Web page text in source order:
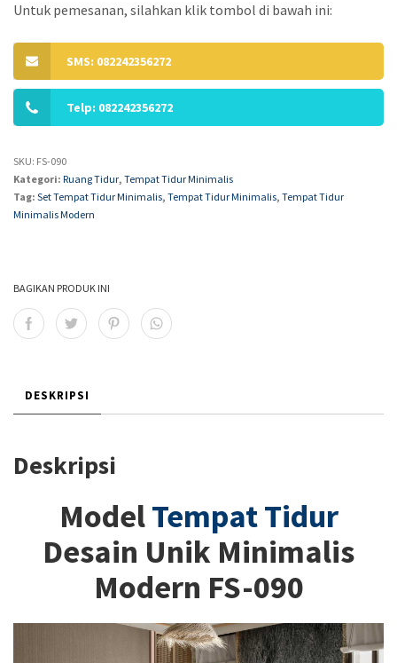
Untuk pemesanan, silahkan klik tombol di bawah ini:
SMS: 082242356272
Telp: 082242356272
SKU: FS-090
Kategori: Ruang Tidur, Tempat Tidur Minimalis
Tag: Set Tempat Tidur Minimalis, Tempat Tidur Minimalis, Tempat Tidur
Minimalis Modern
BAGIKAN PRODUK INI
DESKRIPSI
Deskripsi
ModelTempat Tidur
Desain Unik Minimalis
Modern FS-090